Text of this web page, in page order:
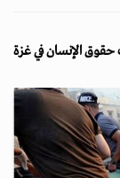
حقوق الإنسان في غزة